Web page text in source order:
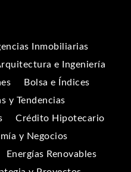
Inmobiliarias
e Ingeniería
Bolsa e Índices
y Tendencias
Crédito Hipotecario
y Negocios
Energías Renovables